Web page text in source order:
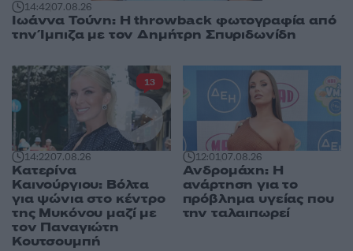
14:4207.08.26
Ιωάννα Τούνη: Η throwback φωτογραφία από
την Ίμπιζα με τον Δημήτρη Σπυριδωνίδη
14:2207.08.26
Κατερίνα
Καινούργιου: Βόλτα
για ψώνια στο κέντρο
της Μυκόνου μαζί με
τον Παναγιώτη
Κουτσουμπή
13
12:0107.08.26
Ανδρομάχη: Η
ανάρτηση για το
πρόβλημα υγείας που
την ταλαιπωρεί